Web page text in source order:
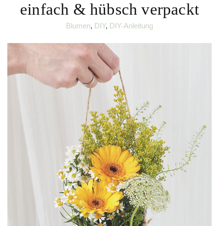
einfach & hübsch verpackt
Blumen, DIY, DIY-Anleitung